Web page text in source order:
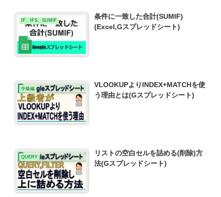
IF、IFS、SUMIF
条件に一致した合計(SUMIF)
(Excel,Gスプレッドシート)
中級編
VLOOKUPよりINDEX+MATCHを使
う理由とは(Gスプレッドシート)
QUERY
リストの空白セルを詰める(削除)方
法(Gスプレッドシート)